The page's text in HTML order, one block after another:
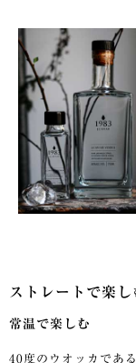
ストレートで楽し
常温で楽しむ
40度のウオッカであ